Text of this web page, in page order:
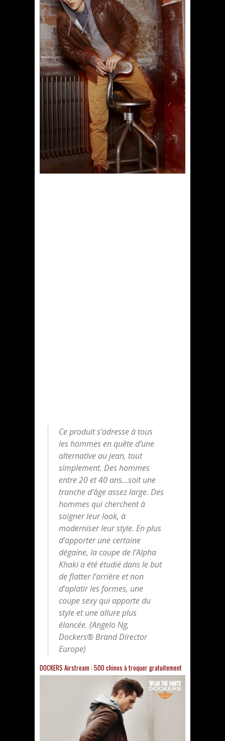
Ce produit s’adresse à tous
les hommes en quête d’une
alternative au jean, tout
simplement. Des hommes
entre 20 et 40 ans…soit une
tranche d’âge assez large. Des
hommes qui cherchent à
soigner leur look, à
moderniser leur style. En plus
d’apporter une certaine
dégaine, la coupe de l’Alpha
Khaki a été étudié dans le but
de flatter l’arrière et non
d’aplatir les formes, une
coupe sexy qui apporte du
style et une allure plus
élancée. (Angelo Ng,
Dockers® Brand Director
Europe)
DOCKERS Airstream : 500 chinos à troquer gratuitement